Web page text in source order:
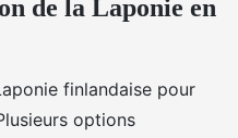
de la Laponie en
finlandaise pour
options